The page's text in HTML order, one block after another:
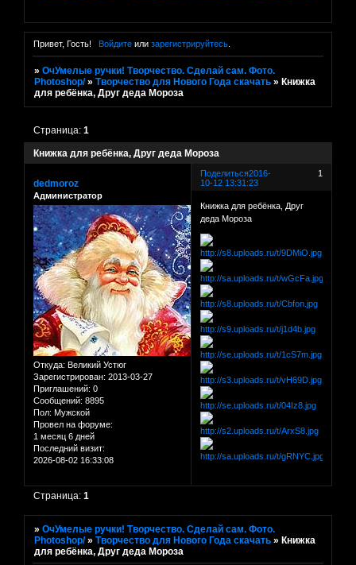
Привет, Гость! Войдитеили зарегистрируйтесь.
»ОчУмелые ручки! Творчество. Сделай сам. Фото.
Photoshop/ »Творчество для Нового Года скачать » Книжка
для ребёнка, Друг деда Мороза
Книжка для ребёнка, Друг деда Мороза
Страница:1
Поделиться 1
2016-
10-12 13:31:23
dedmoroz
Администратор
Откуда: Великий Устюг
Зарегистрирован: 2013-03-27
Приглашений: 0
Сообщений: 8895
Пол: Мужской
Провел на форуме:
1 месяц 6 дней
Последний визит:
2026-08-02 16:33:08
Книжка для ребёнка, Друг
деда Мороза
Страница:1
»ОчУмелые ручки! Творчество. Сделай сам. Фото.
Photoshop/ »Творчество для Нового Года скачать »Книжка
для ребёнка, Друг деда Мороза